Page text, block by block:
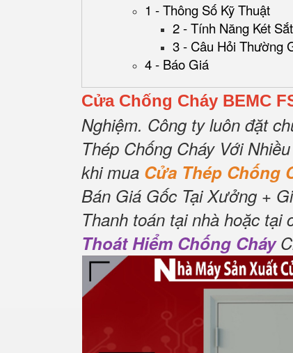
1 - Thông Số Kỹ Thuật
2 - Tính Năng Két Sắt
3 - Câu Hỏi Thường
4 - Báo Giá
Cửa Chống Cháy BEMC
Nghiệm. Công ty luôn đặt
Thép Chống Cháy Với
khi mua Cửa Thép Chống
Bán Giá Gốc Tại Xưởng +
Thanh toán tại nhà hoặc tại
Thoát Hiểm Chống Cháy